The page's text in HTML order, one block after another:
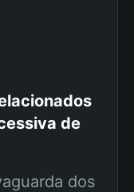
de
dos